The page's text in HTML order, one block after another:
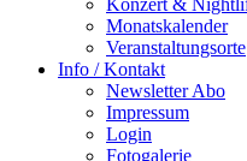
Konzert &
Monatskalender
Veranstaltungsorte
Info / Kontakt
Newsletter Abo
Impressum
Login
Fotogalerie